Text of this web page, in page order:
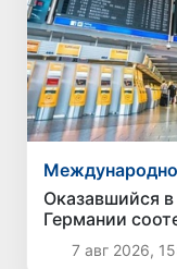
Оказавшийся
Германии
Узбекистан
7 авг 2026,